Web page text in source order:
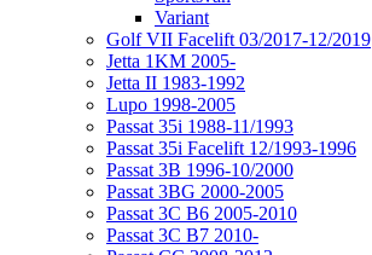
Variant
Golf VII Facelift 03/2017-12/2019
Jetta 1KM 2005-
Jetta II 1983-1992
Lupo 1998-2005
Passat 35i 1988-11/1993
Passat 35i Facelift 12/1993-1996
Passat 3B 1996-10/2000
Passat 3BG 2000-2005
Passat 3C B6 2005-2010
Passat 3C B7 2010-